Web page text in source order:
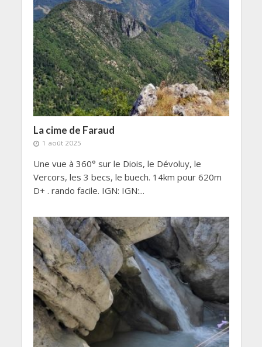
La cime de Faraud
1 août 2025
Une vue à 360° sur le Diois, le Dévoluy, le
Vercors, les 3 becs, le buech. 14km pour 620m
D+ . rando facile. IGN: IGN:...